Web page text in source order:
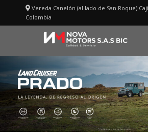
Vereda Canelón (al lado de San Roque)
Colombia